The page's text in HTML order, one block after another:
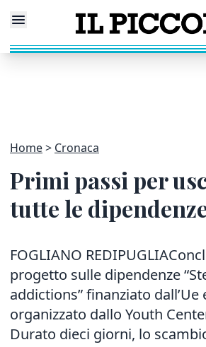
Home Cronaca
Primi passi per
tutte le
FOGLIANO
progetto sulle dipendenze
addictions” finanziato dall’Ue
organizzato dallo Youth
Durato dieci giorni, lo